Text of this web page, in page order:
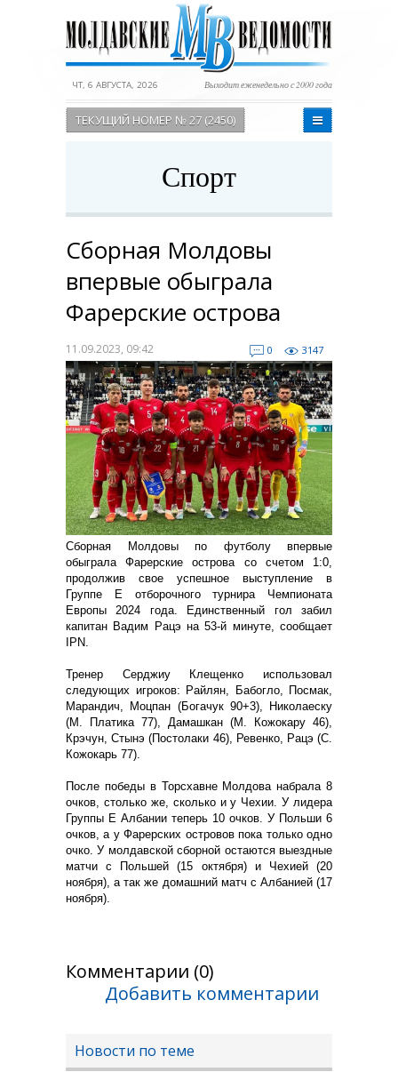
ЧТ, 6 АВГУСТА, 2026 Выходит еженедельно с 2000 года
ТЕКУЩИЙ НОМЕР № 27 (2450)
Спорт
Сборная Молдовы
впервые обыграла
Фарерские острова
11.09.2023, 09:42 0 3147
Сборная Молдовы по футболу впервые
обыграла Фарерские острова со счетом 1:0,
продолжив свое успешное выступление в
Группе E отборочного турнира Чемпионата
Европы 2024 года. Единственный гол забил
капитан Вадим Рацэ на 53-й минуте, сообщает
IPN.
Тренер Серджиу Клещенко использовал
следующих игроков: Райлян, Бабогло, Посмак,
Марандич, Моцпан (Богачук 90+3), Николаеску
(М. Платика 77), Дамашкан (М. Кожокару 46),
Крэчун, Стынэ (Постолаки 46), Ревенко, Рацэ (С.
Кожокарь 77).
После победы в Торсхавне Молдова набрала 8
очков, столько же, сколько и у Чехии. У лидера
Группы Е Албании теперь 10 очков. У Польши 6
очков, а у Фарерских островов пока только одно
очко. У молдавской сборной остаются выездные
матчи с Польшей (15 октября) и Чехией (20
ноября), а так же домашний матч с Албанией (17
ноября).
Комментарии (0)
Добавить комментарии
Новости по теме